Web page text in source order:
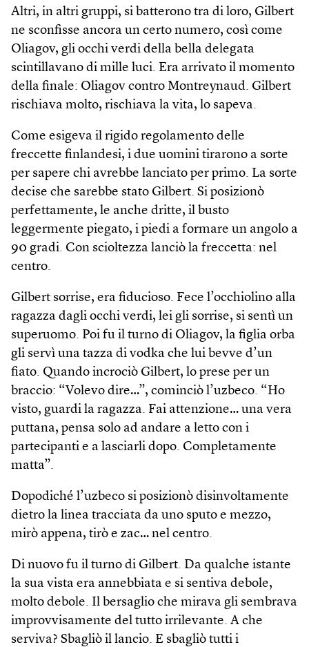
Altri, in altri gruppi, si batterono tra di loro, Gilbert
ne sconfisse ancora un certo numero, così come
Oliagov, gli occhi verdi della bella delegata
scintillavano di mille luci. Era arrivato il momento
della finale: Oliagov contro Montreynaud. Gilbert
rischiava molto, rischiava la vita, lo sapeva.
Come esigeva il rigido regolamento delle
freccette finlandesi, i due uomini tirarono a sorte
per sapere chi avrebbe lanciato per primo. La sorte
decise che sarebbe stato Gilbert. Si posizionò
perfettamente, le anche dritte, il busto
leggermente piegato, i piedi a formare un angolo a
90 gradi. Con scioltezza lanciò la freccetta: nel
centro.
Gilbert sorrise, era fiducioso. Fece l’occhiolino alla
ragazza dagli occhi verdi, lei gli sorrise, si sentì un
superuomo. Poi fu il turno di Oliagov, la figlia orba
gli servì una tazza di vodka che lui bevve d’un
fiato. Quando incrociò Gilbert, lo prese per un
braccio: “Volevo dire…”, cominciò l’uzbeco. “Ho
visto, guardi la ragazza. Fai attenzione… una vera
puttana, pensa solo ad andare a letto con i
partecipanti e a lasciarli dopo. Completamente
matta”.
Dopodiché l’uzbeco si posizionò disinvoltamente
dietro la linea tracciata da uno sputo e mezzo,
mirò appena, tirò e zac… nel centro.
Di nuovo fu il turno di Gilbert. Da qualche istante
la sua vista era annebbiata e si sentiva debole,
molto debole. Il bersaglio che mirava gli sembrava
improvvisamente del tutto irrilevante. A che
serviva? Sbagliò il lancio. E sbagliò tutti i